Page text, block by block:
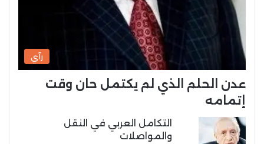
رآي
عدن الحلم الذي لم يكتمل حان وقت
إتمامه
التكامل العربي في النقل
والمواصلات